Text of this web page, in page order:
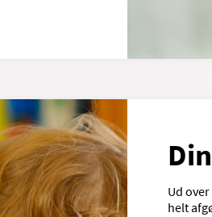
Ud
helt